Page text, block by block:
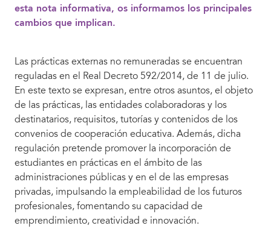
esta nota informativa, os informamos los principales
cambios que implican.
Las prácticas externas no remuneradas se encuentran
reguladas en el Real Decreto 592/2014, de 11 de julio.
En este texto se expresan, entre otros asuntos, el objeto
de las prácticas, las entidades colaboradoras y los
destinatarios, requisitos, tutorías y contenidos de los
convenios de cooperación educativa. Además, dicha
regulación pretende promover la incorporación de
estudiantes en prácticas en el ámbito de las
administraciones públicas y en el de las empresas
privadas, impulsando la empleabilidad de los futuros
profesionales, fomentando su capacidad de
emprendimiento, creatividad e innovación.